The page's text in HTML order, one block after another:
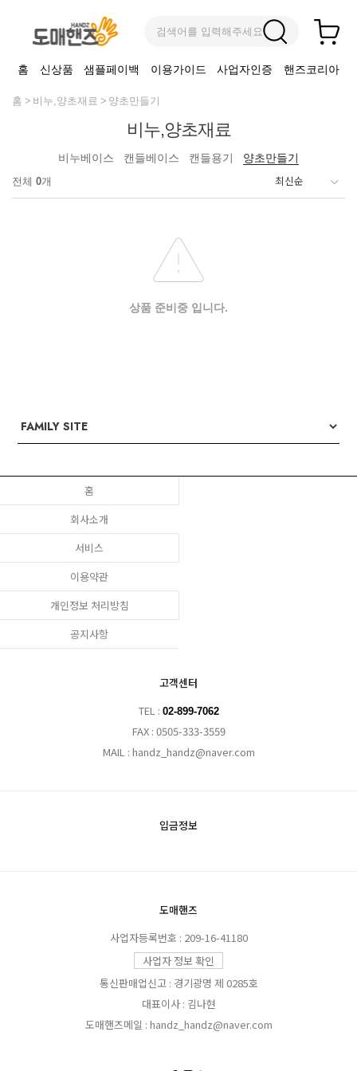
검색어를 입력해주세요
홈 신상품 샘플페이백 이용가이드 사업자인증 핸즈코리아
홈 비누,양초재료 양초만들기
비누,양초재료
비누베이스 캔들베이스 캔들용기 양초만들기
전체 0개
상품 준비중 입니다.
홈
회사소개
서비스
이용약관
개인정보 처리방침
공지사항
고객센터
TEL : 02-899-7062
FAX : 0505-333-3559
MAIL : handz_handz@naver.com
입금정보
도매핸즈
사업자등록번호 : 209-16-41180
사업자 정보 확인
통신판매업신고 : 경기광명 제 0285호
대표이사 : 김나현
도매핸즈메일 : handz_handz@naver.com